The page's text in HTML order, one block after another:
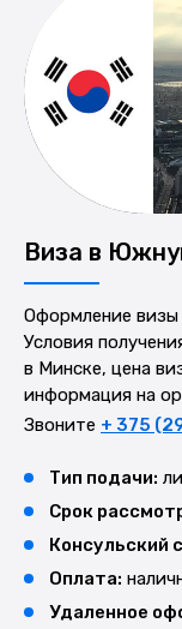
Виза в
Оформление
Условия
в Минске, цена
информация на
Звоните + 375
Тип подачи:
Срок
Консульский
Оплата:
Удаленное